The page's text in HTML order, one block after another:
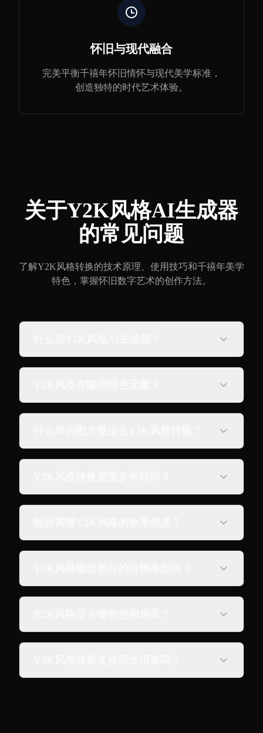
怀旧与现代融合
完美平衡千禧年怀旧情怀与现代美学标准，
创造独特的时代艺术体验。
关于Y2K风格AI生成器
的常见问题
了解Y2K风格转换的技术原理、使用技巧和千禧年美学
特色，掌握怀旧数字艺术的创作方法。